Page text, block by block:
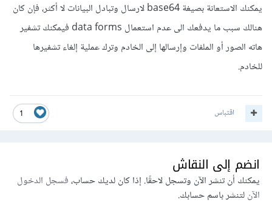
يمكنك الاستعانة بصيغة base64 لارسال وتبادل البيانات لا أكثر، فإن كان
هنالك سبب ما يدفعك الى عدم استعمال data forms فيمكنك تشفير
هاته الصور أو الملفات وإرسالها إلى الخادم وترك عملية إلغاء تشفيرها
للخادم.
1 اقتباس
انضم إلى النقاش
يمكنك أن تنشر الآن وتسجل لاحقًا. إذا كان لديك حساب،فسجل الدخول
الآنلتنشر باسم حسابك.